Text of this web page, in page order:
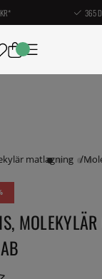
365
matlagning